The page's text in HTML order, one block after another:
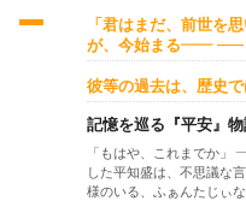
「君はまだ、前世を
が、今始まる――
彼等の過去は、歴史で
記憶を巡る『平安』
「もはや、これまでか
した平知盛は、不思議な
様のいる、ふぁんたじぃ